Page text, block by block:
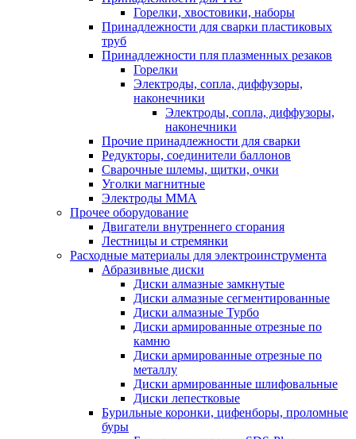
Горелки, хвостовики, наборы
Принадлежности для сварки пластиковых
труб
Принадлежности пля плазменных резаков
Горелки
Электроды, сопла, диффузоры,
наконечники
Электроды, сопла, диффузоры,
наконечники
Прочие принадлежности для сварки
Редукторы, соединители баллонов
Сварочные шлемы, щитки, очки
Уголки магнитные
Электроды MMA
Прочее оборудование
Двигатели внутреннего сгорания
Лестницы и стремянки
Расходные материалы для электроинструмента
Абразивные диски
Диски алмазные замкнутые
Диски алмазные сегментированные
Диски алмазные Турбо
Диски армированные отрезные по
камню
Диски армированные отрезные по
металлу
Диски армированные шлифовальные
Диски лепестковые
Бурильные коронки, цифенборы, проломные
буры